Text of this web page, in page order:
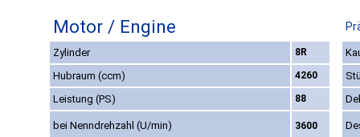
Motor / Engine
Zylinder 8R
Hubraum (ccm)
4260
Leistung (PS)
88
bei Nenndrehzahl (U/min) 3600